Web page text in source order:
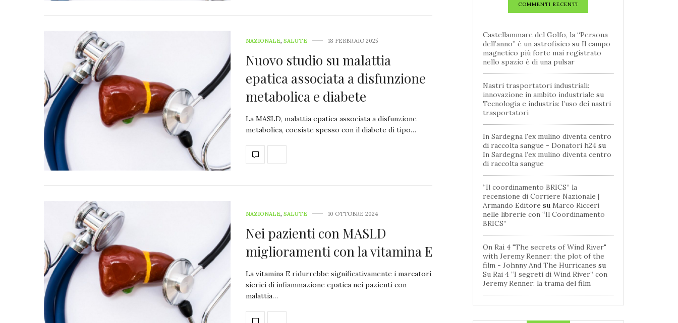
NAZIONALE, SALUTE 18 FEBBRAIO 2025
Nuovo studio su malattia
epatica associata a disfunzione
metabolica e diabete
La MASLD, malattia epatica associata a disfunzione
metabolica, coesiste spesso con il diabete di tipo…
NAZIONALE, SALUTE 10 OTTOBRE 2024
Nei pazienti con MASLD
miglioramenti con la vitamina E
La vitamina E ridurrebbe significativamente i marcatori
sierici di infiammazione epatica nei pazienti con
malattia…
COMMENTI RECENTI
Castellammare del Golfo, la “Persona
dell’anno” è un astrofisico su Il campo
magnetico più forte mai registrato
nello spazio è di una pulsar
Nastri trasportatori industriali:
innovazione in ambito industriale su
Tecnologia e industria: l’uso dei nastri
trasportatori
In Sardegna l'ex mulino diventa centro
di raccolta sangue - Donatori h24 su
In Sardegna l’ex mulino diventa centro
di raccolta sangue
“Il coordinamento BRICS” la
recensione di Corriere Nazionale |
Armando Editore su Marco Ricceri
nelle librerie con “Il Coordinamento
BRICS”
On Rai 4 "The secrets of Wind River"
with Jeremy Renner: the plot of the
film - Johnny And The Hurricanes su
Su Rai 4 “I segreti di Wind River” con
Jeremy Renner: la trama del film